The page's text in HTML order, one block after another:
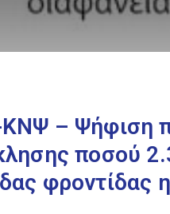
– Ψήφιση
ποσού
φροντίδας